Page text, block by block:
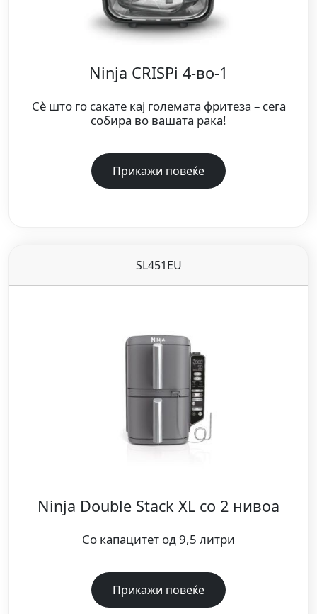
*Во споредба со AF300UK, 7,6л
**Тестирано со рибни прсти и колбаси,
***Тестирано со рачно сечкан помфрит
пржен во длабоко масло.
Ninja CRISPi 4-во-1
Сè што го сакате кај големата фритеза – сега
собира во вашата рака!
Прикажи повеќе
SL451EU
Ninja Double Stack XL со 2 нивоа
Со капацитет од 9,5 литри
Прикажи повеќе